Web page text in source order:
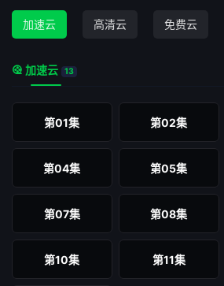
加速云 高清云 免费云
加速云 13
第01集 第02集
第04集 第05集
第07集 第08集
第10集 第11集